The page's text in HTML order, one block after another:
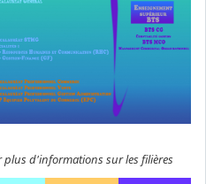
d'informations sur les filières